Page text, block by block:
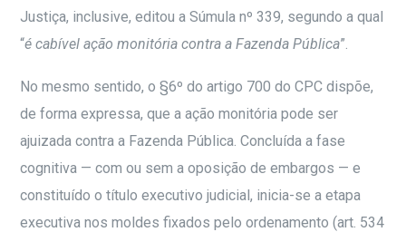
Justiça, inclusive, editou a Súmula nº 339, segundo a qual
“é cabível ação monitória contra a Fazenda Pública”.
No mesmo sentido, o §6º do artigo 700 do CPC dispõe,
de forma expressa, que a ação monitória pode ser
ajuizada contra a Fazenda Pública. Concluída a fase
cognitiva — com ou sem a oposição de embargos — e
constituído o título executivo judicial, inicia-se a etapa
executiva nos moldes fixados pelo ordenamento (art. 534